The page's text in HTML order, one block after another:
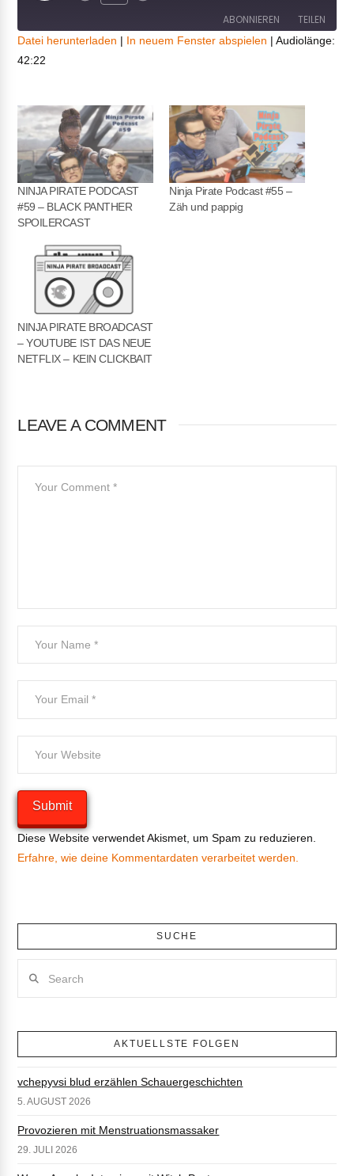
ABONNIEREN TEILEN
TEILEN
EMBED
Datei herunterladen | In neuem Fenster abspielen |Audiolänge:
42:22
NINJA PIRATE PODCAST
#59 – BLACK PANTHER
SPOILERCAST
Ninja Pirate Podcast #55 –
Zäh und pappig
NINJA PIRATE BROADCAST
– YOUTUBE IST DAS NEUE
NETFLIX – KEIN CLICKBAIT
LEAVE A COMMENT
Diese Website verwendet Akismet, um Spam zu reduzieren.
Erfahre, wie deine Kommentardaten verarbeitet werden.
SUCHE
AKTUELLSTE FOLGEN
vchepyvsi blud erzählen Schauergeschichten
5. AUGUST 2026
Provozieren mit Menstruationsmassaker
29. JULI 2026